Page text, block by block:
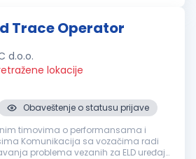
Trace Operator
d.o.o.
lokacije
Obaveštenje o statusu prijave
timovima o performansama i
Komunikacija sa vozačima radi
problema vezanih za ELD uređaje